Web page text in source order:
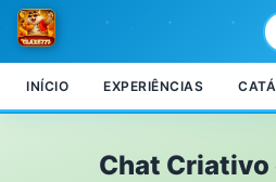
INÍCIO EXPERIÊNCIAS
Chat Criativo